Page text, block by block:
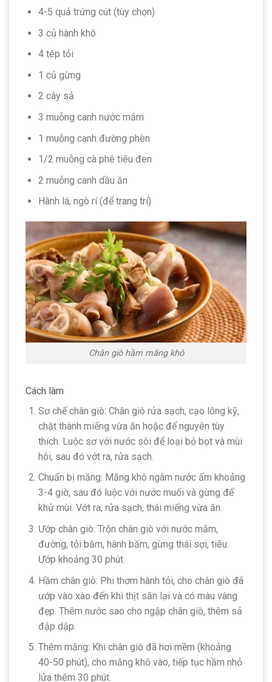
4-5 quả trứng cút (tùy chọn)
3 củ hành khô
4 tép tỏi
1 củ gừng
2 cây sả
3 muỗng canh nước mắm
1 muỗng canh đường phèn
1/2 muỗng cà phê tiêu đen
2 muỗng canh dầu ăn
Hành lá, ngò rí (để trang trí)
Chân giò hầm măng khô
Cách làm
Sơ chế chân giò: Chân giò rửa sạch, cạo lông kỹ,
chặt thành miếng vừa ăn hoặc để nguyên tùy
thích. Luộc sơ với nước sôi để loại bỏ bọt và mùi
hôi, sau đó vớt ra, rửa sạch.
Chuẩn bị măng: Măng khô ngâm nước ấm khoảng
3-4 giờ, sau đó luộc với nước muối và gừng để
khử mùi. Vớt ra, rửa sạch, thái miếng vừa ăn.
Ướp chân giò: Trộn chân giò với nước mắm,
đường, tỏi băm, hành băm, gừng thái sợi, tiêu.
Ướp khoảng 30 phút.
Hầm chân giò: Phi thơm hành tỏi, cho chân giò đã
ướp vào xào đến khi thịt săn lại và có màu vàng
đẹp. Thêm nước sao cho ngập chân giò, thêm sả
đập dập.
Thêm măng: Khi chân giò đã hơi mềm (khoảng
40-50 phút), cho măng khô vào, tiếp tục hầm nhỏ
lửa thêm 30 phút.